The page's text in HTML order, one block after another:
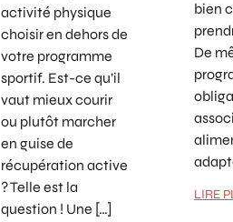
activité physique
choisir en dehors de
votre programme
sportif. Est-ce qu’il
vaut mieux courir
ou plutôt marcher
en guise de
récupération active
? Telle est la
question ! Une […]
bien
De
LIRE